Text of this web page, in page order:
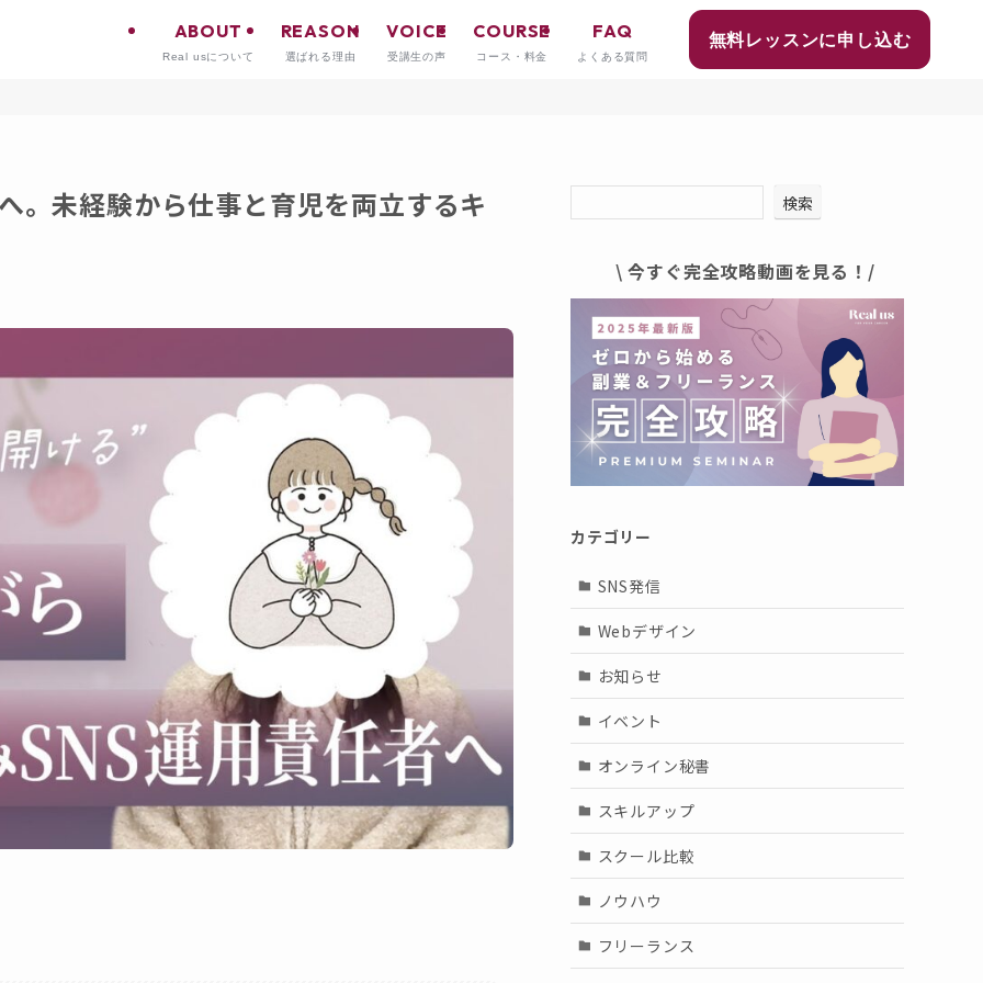
ABOUT
Real usについて
REASON
選ばれる理由
VOICE
受講生の声
COURSE
コース・料金
FAQ
よくある質問
無料レッスンに申し込む
。未経験から仕事と育児を両立するキ 検索
\ 今すぐ完全攻略動画を見る！/
カテゴリー
SNS発信
Webデザイン
お知らせ
イベント
オンライン秘書
スキルアップ
スクール比較
ノウハウ
フリーランス